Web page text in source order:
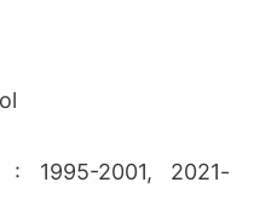
: 1995-2001, 2021-